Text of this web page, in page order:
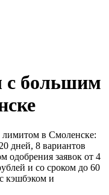
с большим
в Смоленске:
дней, 8 вариантов
одобрения заявок от 4
и со сроком до 60
кэшбэком и